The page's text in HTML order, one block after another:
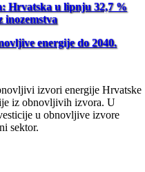
Hrvatska u lipnju 32,7 %
inozemstva
energije do 2040.
izvori energije Hrvatske
iz obnovljivih izvora. U
u obnovljive izvore
sektor.